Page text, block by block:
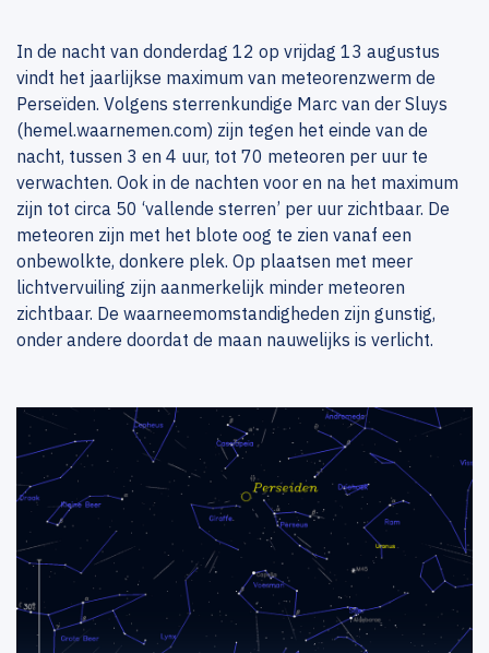
In de nacht van donderdag 12 op vrijdag 13 augustus
vindt het jaarlijkse maximum van meteorenzwerm de
Perseïden. Volgens sterrenkundige Marc van der Sluys
(hemel.waarnemen.com) zijn tegen het einde van de
nacht, tussen 3 en 4 uur, tot 70 meteoren per uur te
verwachten. Ook in de nachten voor en na het maximum
zijn tot circa 50 ‘vallende sterren’ per uur zichtbaar. De
meteoren zijn met het blote oog te zien vanaf een
onbewolkte, donkere plek. Op plaatsen met meer
lichtvervuiling zijn aanmerkelijk minder meteoren
zichtbaar. De waarneemomstandigheden zijn gunstig,
onder andere doordat de maan nauwelijks is verlicht.